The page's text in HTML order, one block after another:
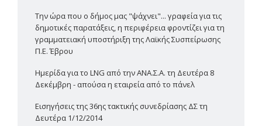
Την ώρα που ο δήμος μας "ψάχνει"... γραφεία για τις
δημοτικές παρατάξεις, η περιφέρεια φροντίζει για τη
γραμματειακή υποστήριξη της Λαϊκής Συσπείρωσης
Π.Ε. Έβρου
Ημερίδα για το LNG από την ΑΝΑ.Σ.Α. τη Δευτέρα 8
Δεκέμβρη - απούσα η εταιρεία από το πάνελ
Εισηγήσεις της 36ης τακτικής συνεδρίασης ΔΣ τη
Δευτέρα 1/12/2014